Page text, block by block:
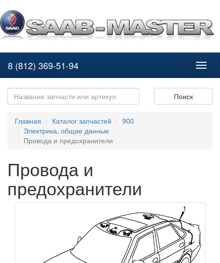
8 (812) 369-51-94
Поиск
Главная Каталог запчастей
900
Электрика, общие данные
Провода и предохранители
Провода и
предохранители